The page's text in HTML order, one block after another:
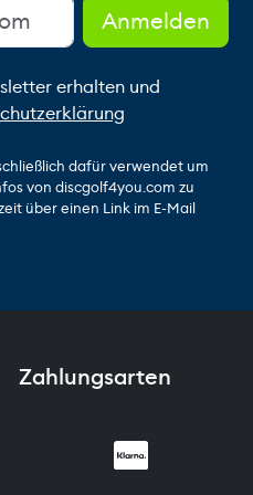
erhalten und
dafür verwendet um
von discgolf4you.com zu
über einen Link im E-Mail
Zahlungsarten